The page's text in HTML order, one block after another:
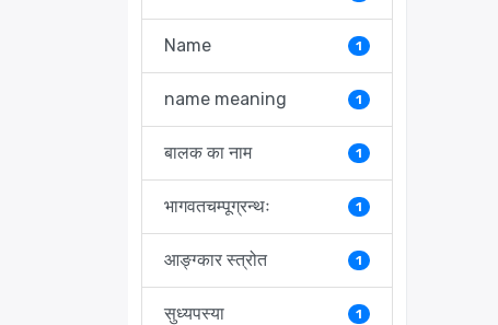
Name 1
name meaning 1
बालक का नाम 1
भागवतचम्पूग्रन्थः 1
आङ्ग्कार स्त्रोत 1
सुध्यपस्या 1